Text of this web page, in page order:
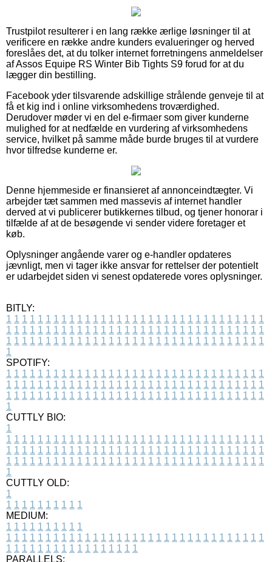
Trustpilot resulterer i en lang række ærlige løsninger til at
verificere en række andre kunders evalueringer og herved
foreslåes det, at du tolker internet forretningens anmeldelser
af Assos Equipe RS Winter Bib Tights S9 forud for at du
lægger din bestilling.
Facebook yder tilsvarende adskillige strålende genveje til at
få et kig ind i online virksomhedens troværdighed.
Derudover møder vi en del e-firmaer som giver kunderne
mulighed for at nedfælde en vurdering af virksomhedens
service, hvilket på samme måde burde bruges til at vurdere
hvor tilfredse kunderne er.
Denne hjemmeside er finansieret af annonceindtægter. Vi
arbejder tæt sammen med massevis af internet handler
derved at vi publicerer butikkernes tilbud, og tjener honorar i
tilfælde af at de besøgende vi sender videre foretager et
køb.
Oplysninger angående varer og e-handler opdateres
jævnligt, men vi tager ikke ansvar for rettelser der potentielt
er udarbejdet siden vi senest opdaterede vores oplysninger.
BITLY:
1 1 1 1 1 1 1 1 1 1 1 1 1 1 1 1 1 1 1 1 1 1 1 1 1 1 1 1 1 1 1 1 1
1 1 1 1 1 1 1 1 1 1 1 1 1 1 1 1 1 1 1 1 1 1 1 1 1 1 1 1 1 1 1 1 1
1 1 1 1 1 1 1 1 1 1 1 1 1 1 1 1 1 1 1 1 1 1 1 1 1 1 1 1 1 1 1 1 1
1
SPOTIFY:
1 1 1 1 1 1 1 1 1 1 1 1 1 1 1 1 1 1 1 1 1 1 1 1 1 1 1 1 1 1 1 1 1
1 1 1 1 1 1 1 1 1 1 1 1 1 1 1 1 1 1 1 1 1 1 1 1 1 1 1 1 1 1 1 1 1
1 1 1 1 1 1 1 1 1 1 1 1 1 1 1 1 1 1 1 1 1 1 1 1 1 1 1 1 1 1 1 1 1
1
CUTTLY BIO:
1
1 1 1 1 1 1 1 1 1 1 1 1 1 1 1 1 1 1 1 1 1 1 1 1 1 1 1 1 1 1 1 1 1
1 1 1 1 1 1 1 1 1 1 1 1 1 1 1 1 1 1 1 1 1 1 1 1 1 1 1 1 1 1 1 1 1
1 1 1 1 1 1 1 1 1 1 1 1 1 1 1 1 1 1 1 1 1 1 1 1 1 1 1 1 1 1 1 1 1
1
CUTTLY OLD:
1
1 1 1 1 1 1 1 1 1 1
MEDIUM:
1 1 1 1 1 1 1 1 1 1
1 1 1 1 1 1 1 1 1 1 1 1 1 1 1 1 1 1 1 1 1 1 1 1 1 1 1 1 1 1 1 1 1
1 1 1 1 1 1 1 1 1 1 1 1 1 1 1 1 1
PARALLELS: